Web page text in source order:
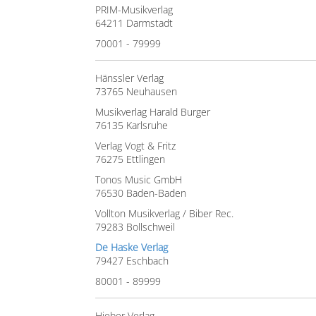
PRIM-Musikverlag
64211 Darmstadt
70001 - 79999
Hänssler Verlag
73765 Neuhausen
Musikverlag Harald Burger
76135 Karlsruhe
Verlag Vogt & Fritz
76275 Ettlingen
Tonos Music GmbH
76530 Baden-Baden
Vollton Musikverlag / Biber Rec.
79283 Bollschweil
De Haske Verlag
79427 Eschbach
80001 - 89999